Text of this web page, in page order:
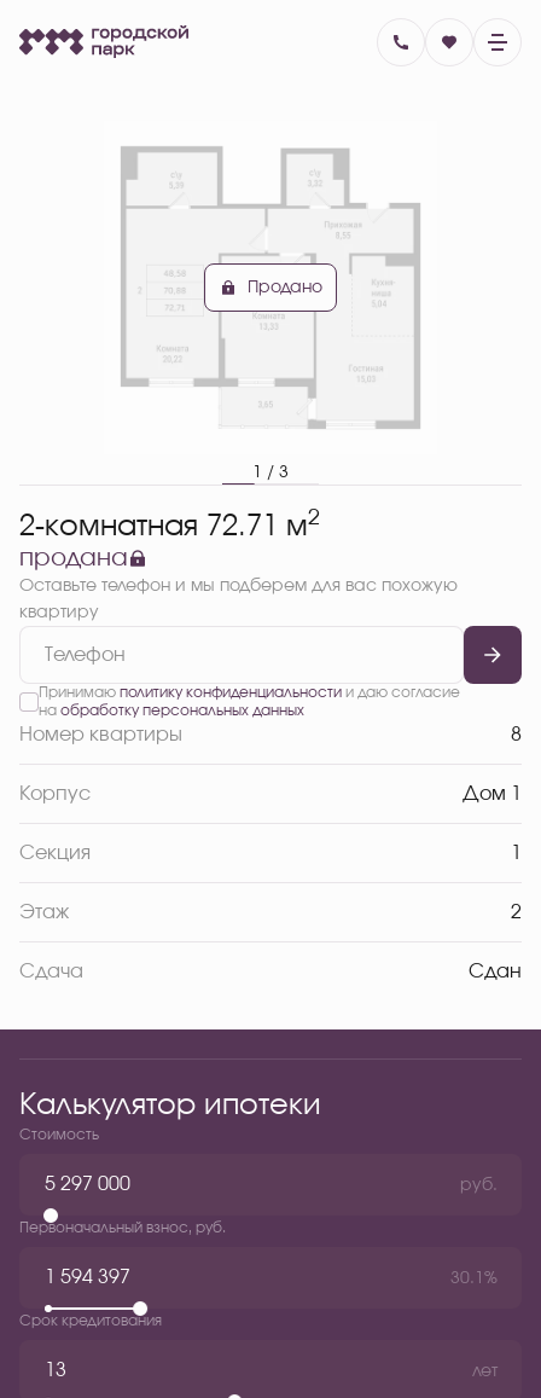
2-комнатная72.71 м
Цена по запросу
Ипотека от 48 061 руб.
Продано
1 / 3
2-комнатная 72.71 м2
продана
Оставьте телефон и мы подберем для вас похожую
квартиру
Принимаю политику конфиденциальностии даю согласие
на обработку персональных данных
Номер квартиры 8
Корпус Дом 1
Секция
Этаж 2
Сдача Сдан
Калькулятор ипотеки
Стоимость
руб.
Первоначальный взнос, руб.
30.1%
Срок кредитования
лет